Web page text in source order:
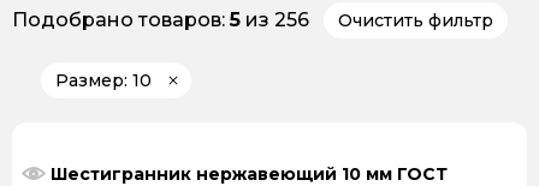
Подобрано товаров:5 из 256 Очистить фильтр
Размер: 10
Шестигранник нержавеющий 10 мм ГОСТ